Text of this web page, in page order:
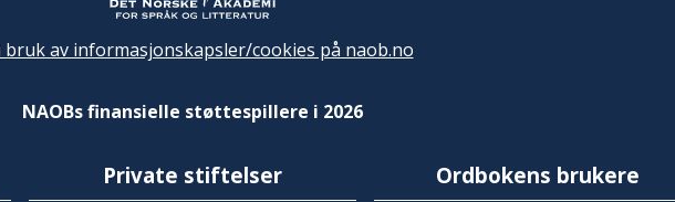
bruk av informasjonskapsler/cookies på naob.no
NAOBs finansielle støttespillere i 2026
Private stiftelser Ordbokens brukere